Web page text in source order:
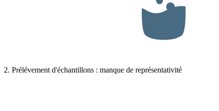
2. Prélévement d'échantillons : manque de représentativité